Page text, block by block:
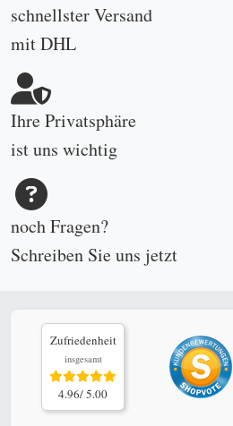
schnellster Versand
mit DHL
Ihre Privatsphäre
ist uns wichtig
noch Fragen?
Schreiben Sie uns jetzt
Zufriedenheit
insgesamt
4.96/ 5.00